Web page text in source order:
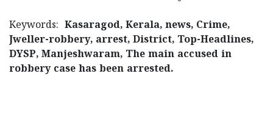
Keywords: Kasaragod, Kerala, news, Crime,
Jweller-robbery, arrest, District, Top-Headlines,
DYSP, Manjeshwaram, The main accused in
robbery case has been arrested.